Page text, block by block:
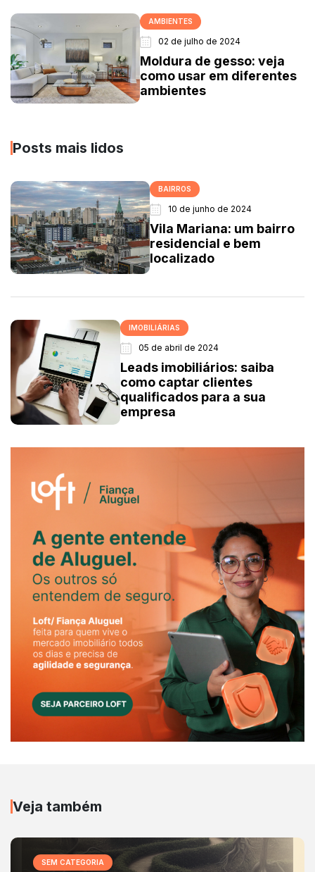
AMBIENTES
02 de julho de 2024
Moldura de gesso: veja
como usar em diferentes
ambientes
Posts mais lidos
BAIRROS
10 de junho de 2024
Vila Mariana: um bairro
residencial e bem
localizado
IMOBILIÁRIAS
05 de abril de 2024
Leads imobiliários: saiba
como captar clientes
qualificados para a sua
empresa
Veja também
SEM CATEGORIA